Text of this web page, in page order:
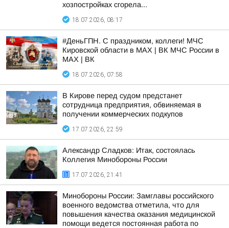
хозпостройках сгорела...
18.07.2026, 08:17
#ДеньГПН. С праздником, коллеги! МЧС
Кировской области в MAX | ВК МЧС России в
MAX | ВК
18.07.2026, 07:58
В Кирове перед судом предстанет
сотрудница предприятия, обвиняемая в
получении коммерческих подкупов
17.07.2026, 22:59
Александр Сладков: Итак, состоялась
Коллегия Минобороны России
17.07.2026, 21:41
Минобороны России: Замглавы российского
военного ведомства отметила, что для
повышения качества оказания медицинской
помощи ведется постоянная работа по